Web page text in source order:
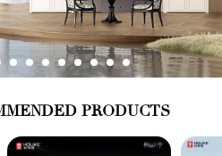
PRODUCTS